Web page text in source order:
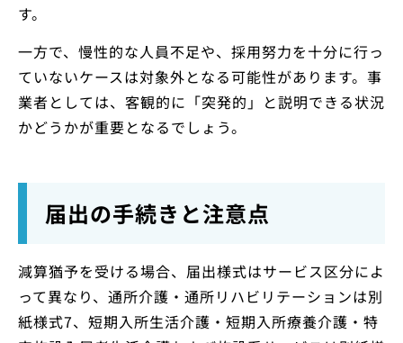
す。
一方で、慢性的な人員不足や、採用努力を十分に行っ
ていないケースは対象外となる可能性があります。事
業者としては、客観的に「突発的」と説明できる状況
かどうかが重要となるでしょう。
届出の手続きと注意点
減算猶予を受ける場合、届出様式はサービス区分によ
って異なり、通所介護・通所リハビリテーションは別
紙様式7、短期入所生活介護・短期入所療養介護・特